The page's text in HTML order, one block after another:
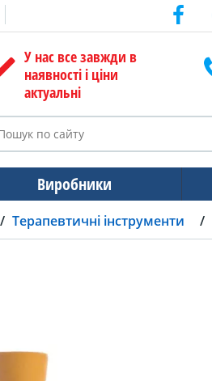
У нас все завжди в
наявності і ціни
актуальні
Виробники
Терапевтичні інструменти